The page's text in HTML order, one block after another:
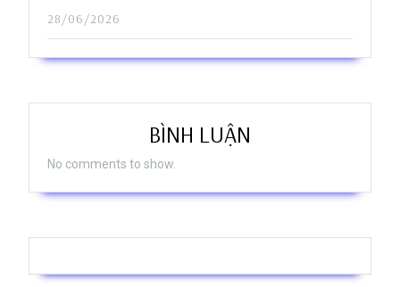
28/06/2026
BÌNH LUẬN
No comments to show.